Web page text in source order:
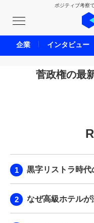
ポジティブ考察
LIFE
菅政権の最
黒字リストラ時代
なぜ高級ホテル
企業 インタビュー